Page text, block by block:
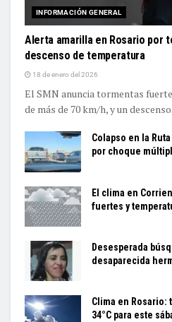
INFORMACIÓN GENERAL
Alerta amarilla en Rosario por
descenso de temperatura
18 de enero del 2026
El SMN anuncia tormentas
de más de 70 km/h, y un
Colapso en la
por choque
El clima en
fuertes y
Desesperada
desaparecida
Clima en Rosario:
34°C para este